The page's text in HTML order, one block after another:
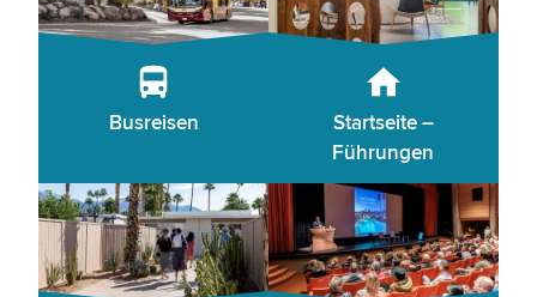
Busreisen
Startseite –
Führungen